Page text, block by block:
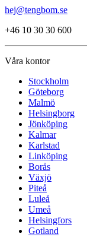
hej@tengbom.se
+46 10 30 30 600
Våra kontor
Stockholm
Göteborg
Malmö
Helsingborg
Jönköping
Kalmar
Karlstad
Linköping
Borås
Växjö
Piteå
Luleå
Umeå
Helsingfors
Gotland